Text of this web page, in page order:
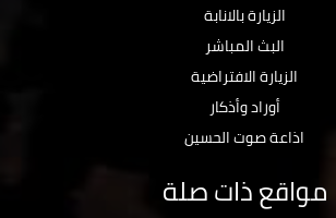
الزيارة بالانابة
البث المباشر
الزيارة الافتراضية
أوراد وأذكار
اذاعة صوت الحسين
مواقع ذات صلة